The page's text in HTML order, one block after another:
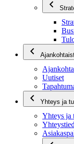
Uutiset
Yhteys ja
Yhteys ja